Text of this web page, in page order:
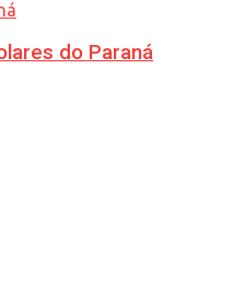
do Paraná